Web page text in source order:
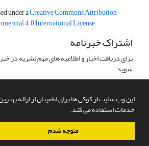
این وب سایت از کوکی ها برای اطمینان از ارائه
خدمات استفاده می کند.
متوجه شدم
under aCreative Commons Attribution-
4.0 International License
اشتراک خبرنامه
برای دریافت اخبار و اطلاعیه های مهم نشریه در
شوید.
سامانه مدیریت نشریات علمی.طراحی و پیاده